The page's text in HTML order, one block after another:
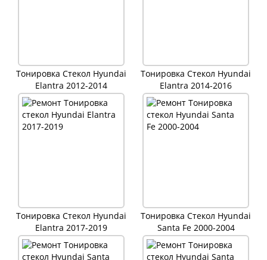
Тонировка Стекол Hyundai
Elantra 2012-2014
Тонировка Стекол Hyundai
Elantra 2014-2016
Тонировка Стекол Hyundai
Elantra 2017-2019
Тонировка Стекол Hyundai
Santa Fe 2000-2004